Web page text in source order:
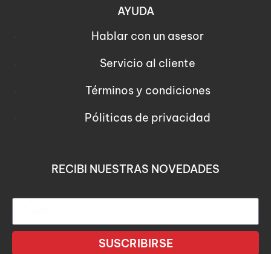
AYUDA
Hablar con un asesor
Servicio al cliente
Términos y condiciones
Póliticas de privacidad
RECIBI NUESTRAS NOVEDADES
SUSCRIBIRSE